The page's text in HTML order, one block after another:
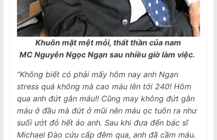
Khuôn mặt mệt mỏi, thất thần của nam
MC Nguyễn Ngọc Ngạn sau nhiều giờ làm việc.
“Không biết có phải mấy hôm nay anh Ngạn
stress quá không mà cao máu lên tới 240! Hôm
qua anh đứt gân máu!! Cũng may không đứt gân
máu ở đầu mà đứt ở mũi nên máu ọc tuôn ra như
suối ướt đỏ hết áo anh. Sau khi đưa đến bác sĩ
Michael Đào cứu cấp đêm qua, anh đã cầm máu.